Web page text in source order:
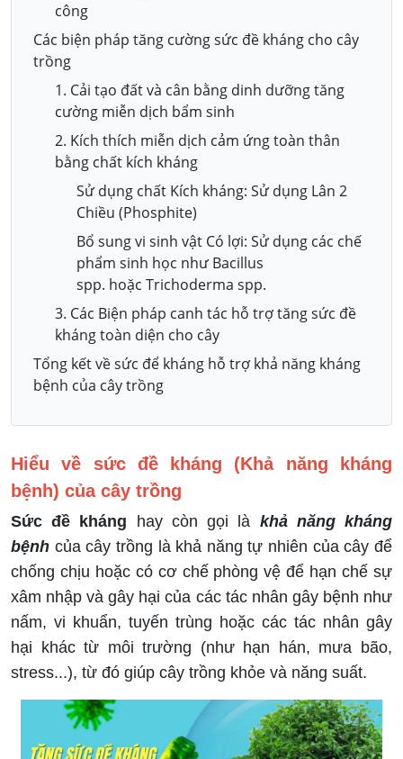
công
Các biện pháp tăng cường sức đề kháng cho cây
trồng
1. Cải tạo đất và cân bằng dinh dưỡng tăng
cường miễn dịch bẩm sinh
2. Kích thích miễn dịch cảm ứng toàn thân
bằng chất kích kháng
Sử dụng chất Kích kháng: Sử dụng Lân 2
Chiều (Phosphite)
Bổ sung vi sinh vật Có lợi: Sử dụng các chế
phẩm sinh học như Bacillus
spp. hoặc Trichoderma spp.
3. Các Biện pháp canh tác hỗ trợ tăng sức đề
kháng toàn diện cho cây
Tổng kết về sức để kháng hỗ trợ khả năng kháng
bệnh của cây trồng
Hiểu về sức đề kháng (Khả năng kháng
bệnh) của cây trồng
Sức đề kháng hay còn gọi là khả năng kháng
bệnh của cây trồng là khả năng tự nhiên của cây để
chống chịu hoặc có cơ chế phòng vệ để hạn chế sự
xâm nhập và gây hại của các tác nhân gây bệnh như
nấm, vi khuẩn, tuyến trùng hoặc các tác nhân gây
hại khác từ môi trường (như hạn hán, mưa bão,
stress...), từ đó giúp cây trồng khỏe và năng suất.